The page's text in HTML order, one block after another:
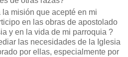
misión que acepté en mi
en las obras de apostolado
y en la vida de mi parroquia ?
las necesidades de la Iglesia
por ellas, especialmente por